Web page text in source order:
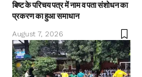
बिष्ट के परिचय पत्र में नाम व पता संशोधन का
प्रकरण का हुआ समाधान
August 7, 2026